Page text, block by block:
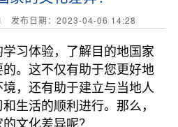
发布日期：2023-04-06 14:28
习体验，了解目的地国家
。这不仅有助于您更好地
，还有助于建立与当地人
生活的顺利进行。那么，
文化差异呢？